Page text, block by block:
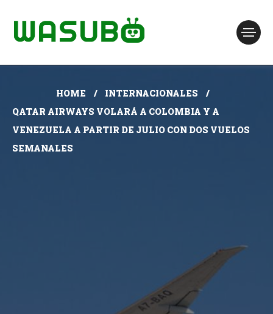
HOME
INTERNACIONALES
QATAR AIRWAYS VOLARÁ A COLOMBIA Y A
VENEZUELA A PARTIR DE JULIO CON DOS VUELOS
SEMANALES